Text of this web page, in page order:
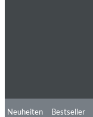
Neuheiten Bestseller